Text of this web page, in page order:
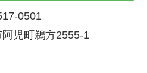
0501
児町鵜方2555-1